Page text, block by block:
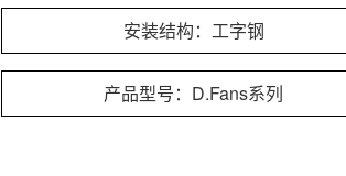
安装结构：工字钢
产品型号：D.Fans系列